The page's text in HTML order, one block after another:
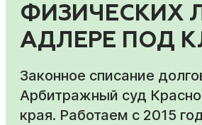
ФИЗИЧЕСКИХ
АДЛЕРЕ ПОД
Законное списание
Арбитражный суд
края. Работаем с 2015